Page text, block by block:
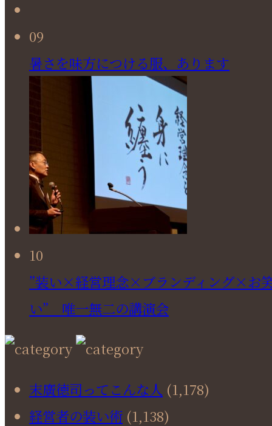
09
暑さを味方につける服、あります
10
”装い×経営理念×ブランディング×お
い” 唯一無二の講演会
末廣徳司ってこんな人 (1,178)
経営者の装い術 (1,138)